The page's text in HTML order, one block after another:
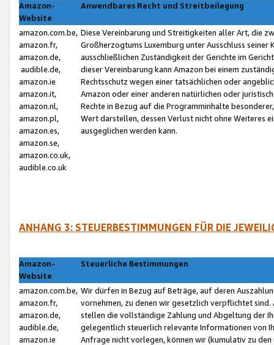
Amazon-
Website
Anwendbares Recht und Streitbeilegung
amazon.com.be,
amazon.fr,
amazon.de,
audible.de,
amazon.ie
amazon.it,
amazon.nl,
amazon.pl,
amazon.es,
amazon.se,
amazon.co.uk,
audible.co.uk
Diese Vereinbarung und Streitigkeiten aller Art, die
Großherzogtums Luxemburg unter Ausschluss
ausschließlichen Zuständigkeit der Gerichte im
dieser Vereinbarung kann Amazon bei einem
Rechtsschutz wegen einer tatsächlichen oder
Amazon oder einer anderen natürlichen oder
Rechte in Bezug auf die Programminhalte
Wert darstellen, dessen Verlust nicht ohne Weiteres
ausgeglichen werden kann.
ANHANG 3: STEUERBESTIMMUNGEN FÜR DIE
Amazon-
Website
Steuerliche Bestimmungen
amazon.com.be,
amazon.fr,
amazon.de,
audible.de,
amazon.ie
Wir dürfen in Bezug auf Beträge, auf deren
vornehmen, zu denen wir gesetzlich verpflichtet
stellen die vollständige Zahlung und Abgeltung der
gelegentlich steuerlich relevante Informationen von
Anfrage nicht vorlegen, können wir (kumulativ zu